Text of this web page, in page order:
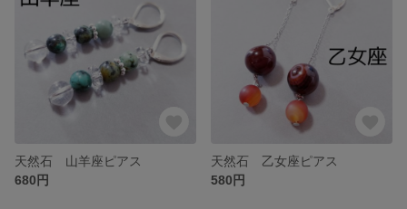
天然石 山羊座ピアス
680円
天然石 乙女座ピアス
580円